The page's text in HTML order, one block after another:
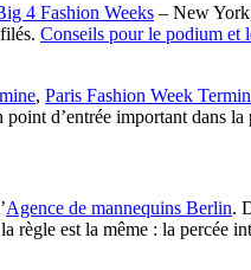
4 Fashion Weeks – New
Conseils pour le podium et
, Paris Fashion Week
d’entrée important dans
Agence de mannequins Berlin.
règle est la même : la percée